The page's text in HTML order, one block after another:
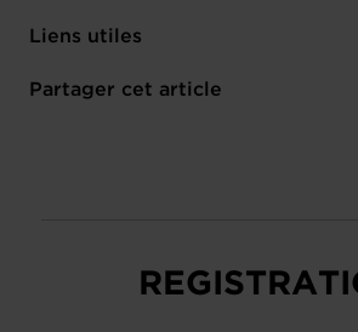
Mardi 16 Juin 2026
14, rue Erasme L-1468 Luxembourg
Liens utiles
Partager cet article